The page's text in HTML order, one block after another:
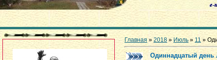
Главная »2018 » Июль » 11 »
Одиннадцатый день